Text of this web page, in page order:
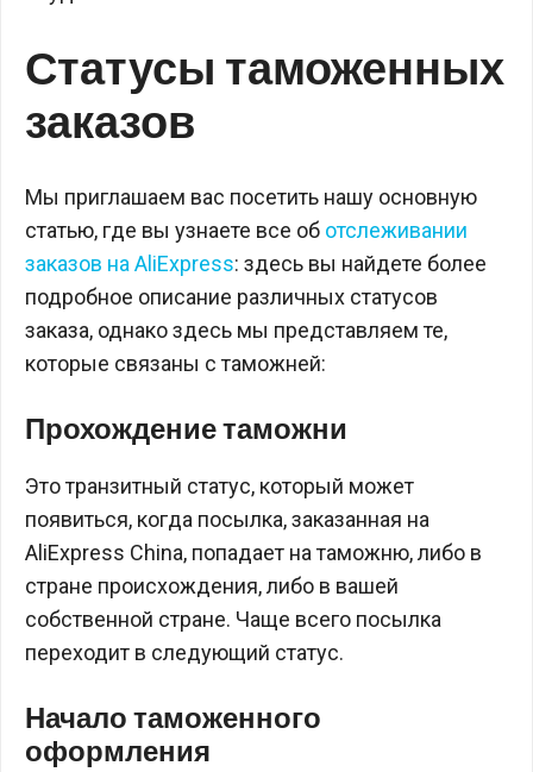
Статусы таможенных
заказов
Мы приглашаем вас посетить нашу основную
статью, где вы узнаете все об отслеживании
заказов на AliExpress: здесь вы найдете более
подробное описание различных статусов
заказа, однако здесь мы представляем те,
которые связаны с таможней:
Прохождение таможни
Это транзитный статус, который может
появиться, когда посылка, заказанная на
AliExpress China, попадает на таможню, либо в
стране происхождения, либо в вашей
собственной стране. Чаще всего посылка
переходит в следующий статус.
Начало таможенного
оформления